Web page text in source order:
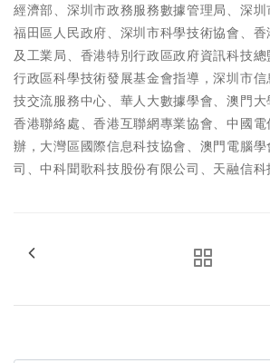
經濟部、深圳市政務服務數據管理局、深圳
福田區人民政府、深圳市科學技術協會、
及工業局、香港特別行政區政府資訊科技
行政區科學技術發展基金會指導，深圳市
技交流服務中心、華人大數據學會、澳門
香港聯絡處、香港互聯網專業協會、中國
辦，大灣區國際信息科技協會、澳門電腦
司、中科聞歌科技股份有限公司、天融信科